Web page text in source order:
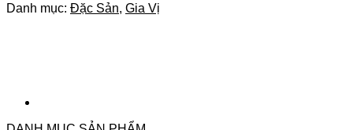
Danh mục: Đặc Sản, Gia Vị